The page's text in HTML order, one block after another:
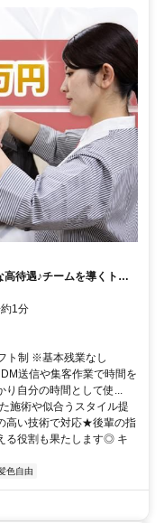
待遇♪チームを導くトッ
1分
ト制 ※基本残業なし
送信や集客作業で時間を
り自分の時間として使...
施術や似合うスタイル提
高い技術で対応★後輩の指
る役割も果たします◎ キ
色自由